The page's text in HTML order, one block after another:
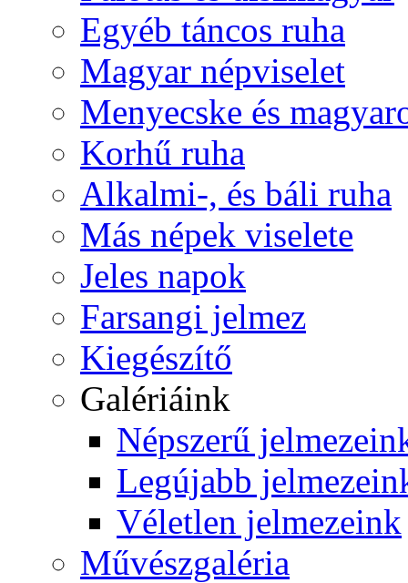
Egyéb táncos ruha
Magyar népviselet
Menyecske és
Korhű ruha
Alkalmi-, és báli ruha
Más népek viselete
Jeles napok
Farsangi jelmez
Kiegészítő
Galériáink
Népszerű
Legújabb
Véletlen jelmezeink
Művészgaléria